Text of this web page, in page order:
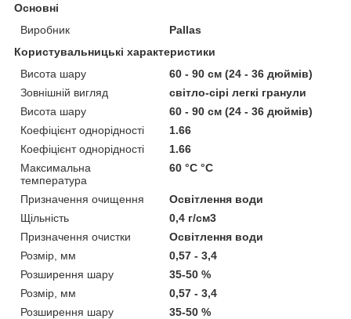
Основні
Виробник
Pallas
Користувальницькі характеристики
Висота шару
60 - 90 см (24 - 36 дюймів)
Зовнішній вигляд
світло-сірі легкі гранули
Висота шару
60 - 90 см (24 - 36 дюймів)
Коефіцієнт однорідності
1.66
Коефіцієнт однорідності
1.66
Максимальна
температура
60 °С °С
Призначення очищення
Освітлення води
Щільність
0,4 г/см3
Призначення очистки
Освітлення води
Розмір, мм
0,57 - 3,4
Розширення шару
35-50 %
Розмір, мм
0,57 - 3,4
Розширення шару
35-50 %